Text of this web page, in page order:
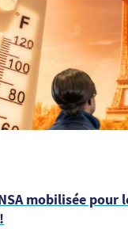
mobilisée pour